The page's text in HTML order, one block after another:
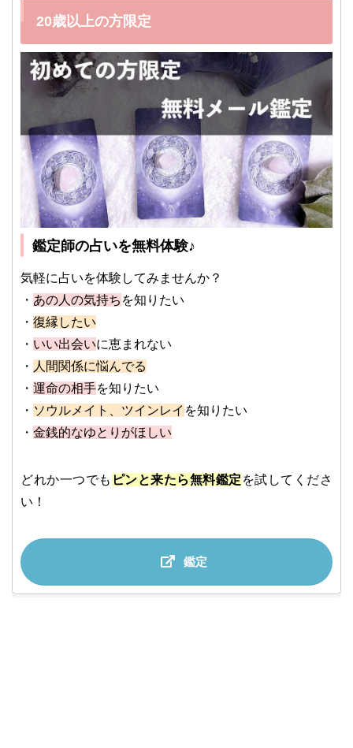
20歳以上の方限定
鑑定師の占いを無料体験♪
気軽に占いを体験してみませんか？
・ あの人の気持ち を知りたい
・ 復縁したい
・ いい出会いに恵まれない
・ 人間関係に悩んでる
・ 運命の相手を知りたい
・ ソウルメイト、ツインレイ を知りたい
・ 金銭的なゆとりがほしい
どれか一つでも ピンと来たら無料鑑定 を試してくださ
い！
鑑定